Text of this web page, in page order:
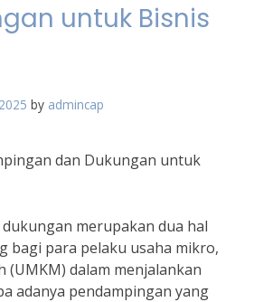
untuk Bisnis
by admincap
dan Dukungan untuk
merupakan dua hal
bagi para pelaku usaha mikro,
(UMKM) dalam menjalankan
adanya pendampingan yang